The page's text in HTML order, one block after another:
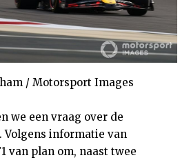
/ Motorsport Images
we een vraag over de
Volgens informatie van
van plan om, naast twee